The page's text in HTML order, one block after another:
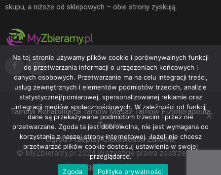
skupu, a niższe od sklepowych – obie strony zyskują.
Tarnów Rehabilitacja Tarnów Masaż Tarnów Fizjoterapeuta
Tarnów
Ogród Przepisy Ciekawostki Zdrowie
© MyZbieramy.pl 2024 Wszystkie prawa zastrzeżone.
Fundacja Zielona Przystań
Na tej stronie używamy plików cookie i porównywalnych funkcji
do przetwarzania informacji o urządzeniach końcowych i
danych osobowych. Przetwarzanie ma na celu integracji treści,
usług zewnętrznych i elementów podmiotów trzecich, analizie
statystycznej/pomiarowej, spersonalizowanej reklamie oraz
integracji mediów społecznościowych. W zależności od funkcji
dane są przekazywane podmiotom trzecim i przez nie
przetwarzane. Zgoda ta jest dobrowolna, nie jest wymagana do
korzystania z naszej strony internetowej. Jeżeli nie chcesz
przetwarzać plików cookie dostosuj ustawienia w swojej
przeglądarce.
Zgoda
Polityka prywatności